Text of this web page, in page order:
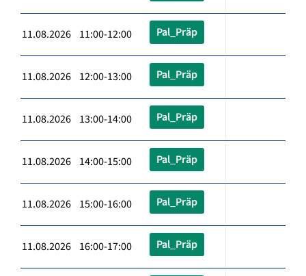
11.08.2026 11:00-12:00 Pal_Präp
11.08.2026 12:00-13:00 Pal_Präp
11.08.2026 13:00-14:00 Pal_Präp
11.08.2026 14:00-15:00 Pal_Präp
11.08.2026 15:00-16:00 Pal_Präp
11.08.2026 16:00-17:00 Pal_Präp